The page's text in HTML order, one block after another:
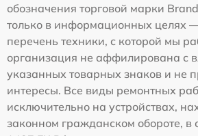
обозначения торговой марки
только в информационных целях
перечень техники, с которой мы
организация не аффилирована с
указанных товарных знаков и не
интересы. Все виды ремонтных
исключительно на устройствах,
законном гражданском обороте, в